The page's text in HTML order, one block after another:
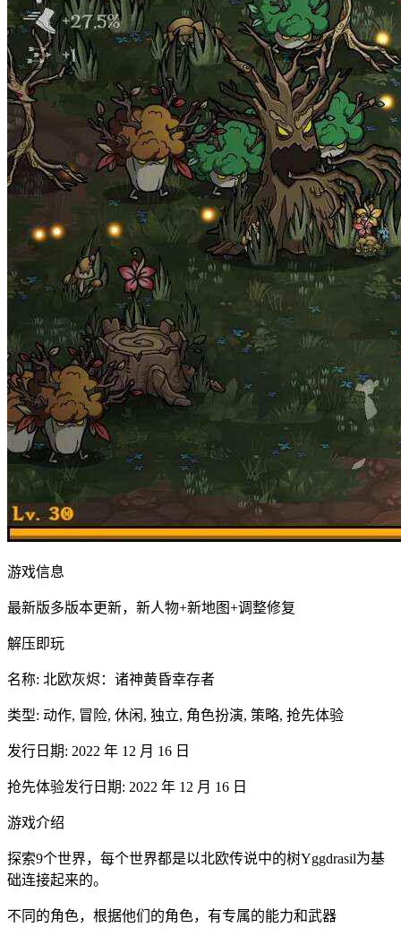
游戏信息
最新版多版本更新，新人物+新地图+调整修复
解压即玩
名称: 北欧灰烬：诸神黄昏幸存者
类型: 动作, 冒险, 休闲, 独立, 角色扮演, 策略, 抢先体验
发行日期: 2022 年 12 月 16 日
抢先体验发行日期: 2022 年 12 月 16 日
游戏介绍
探索9个世界，每个世界都是以北欧传说中的树Yggdrasil为基
础连接起来的。
不同的角色，根据他们的角色，有专属的能力和武器